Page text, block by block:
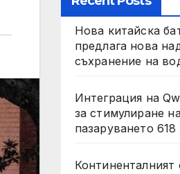
Нова китайска
предлага нова
съхранение на
Интеграция на
за стимулиране
пазаруването 618